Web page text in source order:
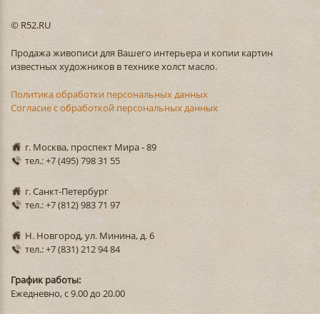
© R52.RU
Продажа живописи для Вашего интерьера и копии картин
известных художников в технике холст масло.
Политика обработки персональных данных
Согласие с обработкой персональных данных
г. Москва, проспект Мира - 89
тел.: +7 (495) 798 31 55
г. Санкт-Петербург
тел.: +7 (812) 983 71 97
Н. Новгород, ул. Минина, д. 6
тел.: +7 (831) 212 94 84
График работы:
Ежедневно, с 9.00 до 20.00